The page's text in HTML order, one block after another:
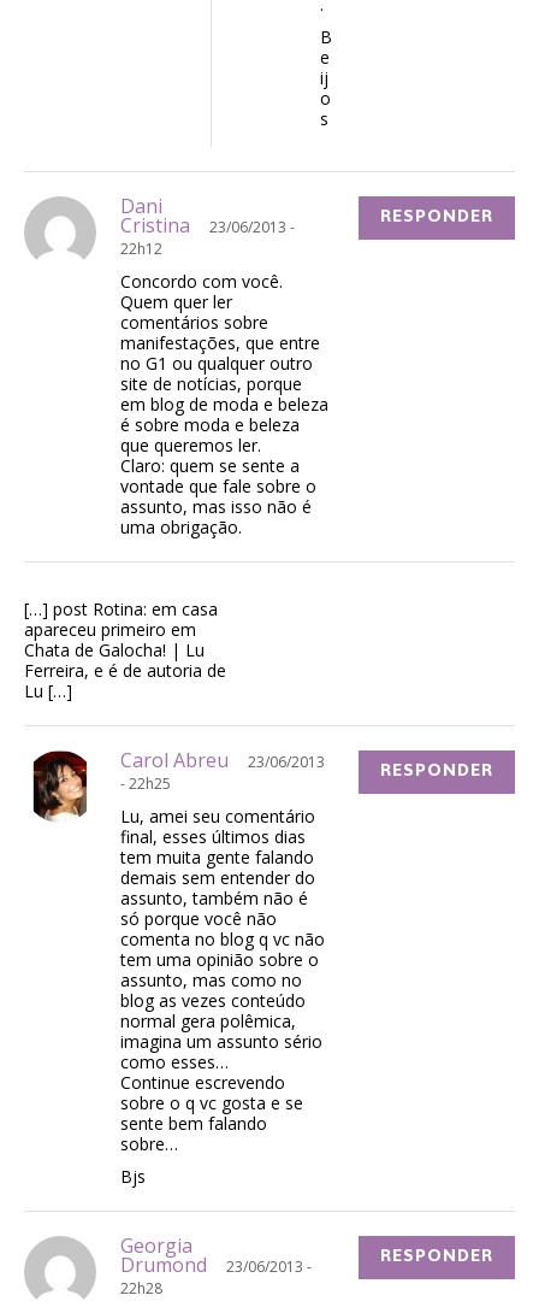
B
e
ij
o
s
Dani
Cristina
23/06/2013 -
22h12
Concordo com você.
Quem quer ler
comentários sobre
manifestações, que entre
no G1 ou qualquer outro
site de notícias, porque
em blog de moda e beleza
é sobre moda e beleza
que queremos ler.
Claro: quem se sente a
vontade que fale sobre o
assunto, mas isso não é
uma obrigação.
RESPONDER
[…] post Rotina: em casa
apareceu primeiro em
Chata de Galocha! | Lu
Ferreira, e é de autoria de
Lu […]
Carol Abreu
23/06/2013
- 22h25
Lu, amei seu comentário
final, esses últimos dias
tem muita gente falando
demais sem entender do
assunto, também não é
só porque você não
comenta no blog q vc não
tem uma opinião sobre o
assunto, mas como no
blog as vezes conteúdo
normal gera polêmica,
imagina um assunto sério
como esses…
Continue escrevendo
sobre o q vc gosta e se
sente bem falando
sobre…
Bjs
RESPONDER
Georgia
Drumond
23/06/2013 -
22h28
RESPONDER